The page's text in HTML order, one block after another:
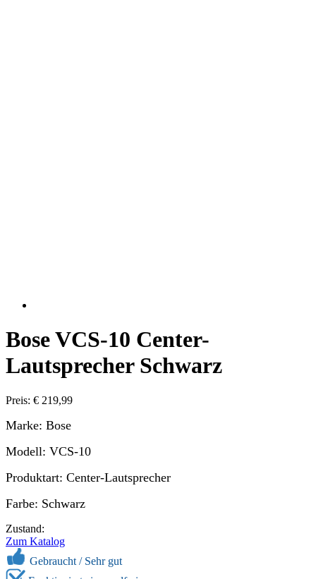
Bose VCS-10 Center-
Lautsprecher Schwarz
Preis: € 219,99
Marke: Bose
Modell: VCS-10
Produktart: Center-Lautsprecher
Farbe: Schwarz
Zustand:
Zum Katalog
Gebraucht / Sehr gut